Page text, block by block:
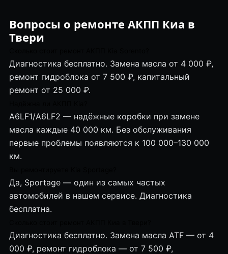
Вопросы о ремонте АКПП Киа в
Твери
Диагностика бесплатно. Замена масла от 4 000 ₽,
ремонт гидроблока от 7 500 ₽, капитальный
ремонт от 25 000 ₽.
A6LF1/A6LF2 — надёжные коробки при замене
масла каждые 40 000 км. Без обслуживания
первые проблемы появляются к 100 000–130 000
км.
Да, Sportage — один из самых частых
автомобилей в нашем сервисе. Диагностика
бесплатна.
Диагностика бесплатно. Замена масла ATF — от 4
000 ₽, ремонт гидроблока — от 7 500 ₽,